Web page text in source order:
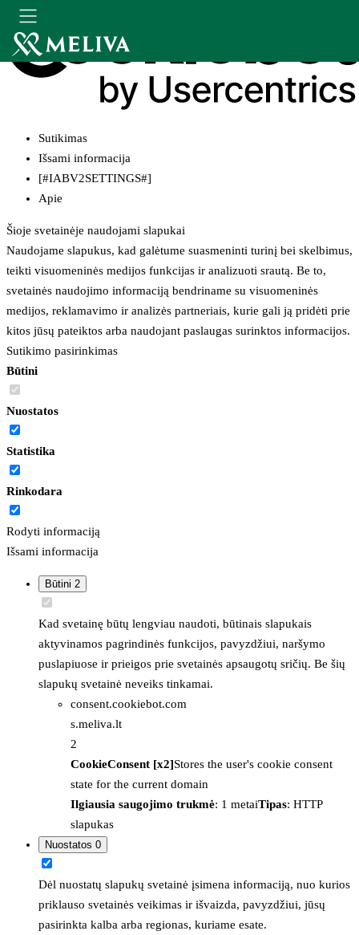
Sutikimas
Išsami informacija
[#IABV2SETTINGS#]
Apie
Šioje svetainėje naudojami slapukai
Naudojame slapukus, kad galėtume suasmeninti turinį bei skelbimus,
teikti visuomeninės medijos funkcijas ir analizuoti srautą. Be to,
svetainės naudojimo informaciją bendriname su visuomeninės
medijos, reklamavimo ir analizės partneriais, kurie gali ją pridėti prie
kitos jūsų pateiktos arba naudojant paslaugas surinktos informacijos.
Sutikimo pasirinkimas
Būtini
Nuostatos
Statistika
Rinkodara
Rodyti informaciją
Išsami informacija
Būtini 2
Kad svetainę būtų lengviau naudoti, būtinais slapukais
aktyvinamos pagrindinės funkcijos, pavyzdžiui, naršymo
puslapiuose ir prieigos prie svetainės apsaugotų sričių. Be šių
slapukų svetainė neveiks tinkamai.
consent.cookiebot.com
s.meliva.lt
2
CookieConsent [x2]Stores the user's cookie consent
state for the current domain
Ilgiausia saugojimo trukmė: 1 metaiTipas: HTTP
slapukas
Nuostatos 0
Dėl nuostatų slapukų svetainė įsimena informaciją, nuo kurios
priklauso svetainės veikimas ir išvaizda, pavyzdžiui, jūsų
pasirinkta kalba arba regionas, kuriame esate.